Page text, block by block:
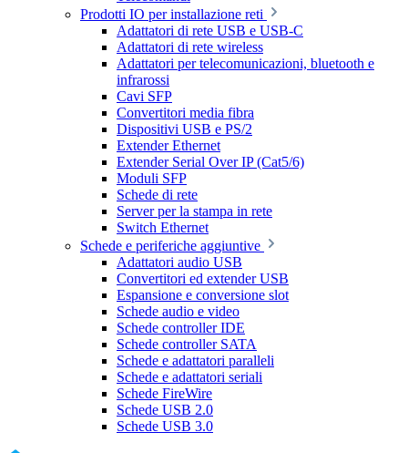
Prodotti IO per installazione reti
Adattatori di rete USB e USB-C
Adattatori di rete wireless
Adattatori per telecomunicazioni, bluetooth e
infrarossi
Cavi SFP
Convertitori media fibra
Dispositivi USB e PS/2
Extender Ethernet
Extender Serial Over IP (Cat5/6)
Moduli SFP
Schede di rete
Server per la stampa in rete
Switch Ethernet
Schede e periferiche aggiuntive
Adattatori audio USB
Convertitori ed extender USB
Espansione e conversione slot
Schede audio e video
Schede controller IDE
Schede controller SATA
Schede e adattatori paralleli
Schede e adattatori seriali
Schede FireWire
Schede USB 2.0
Schede USB 3.0